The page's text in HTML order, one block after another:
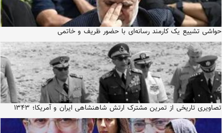
حواشی تشییع یک کارمند رسانه‌ای با حضور ظریف و خاتمی
تصاویری تاریخی از تمرین مشترک ارتش شاهنشاهی ایران و آمریکا؛ ۱۳۴۳